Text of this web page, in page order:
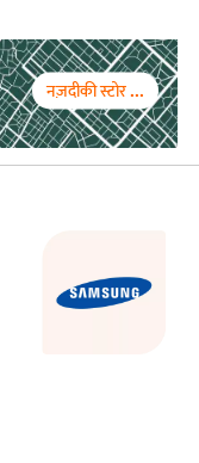
नज़दीकी स्टोर ...